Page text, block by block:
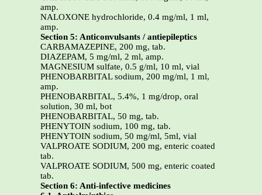
amp.
NALOXONE hydrochloride, 0.4 mg/ml, 1 ml,
amp.
Section 5: Anticonvulsants / antiepileptics
CARBAMAZEPINE, 200 mg, tab.
DIAZEPAM, 5 mg/ml, 2 ml, amp.
MAGNESIUM sulfate, 0.5 g/ml, 10 ml, vial
PHENOBARBITAL sodium, 200 mg/ml, 1 ml,
amp.
PHENOBARBITAL, 5.4%, 1 mg/drop, oral
solution, 30 ml, bot
PHENOBARBITAL, 50 mg, tab.
PHENYTOIN sodium, 100 mg, tab.
PHENYTOIN sodium, 50 mg/ml, 5ml, vial
VALPROATE SODIUM, 200 mg, enteric coated
tab.
VALPROATE SODIUM, 500 mg, enteric coated
tab.
Section 6: Anti-infective medicines